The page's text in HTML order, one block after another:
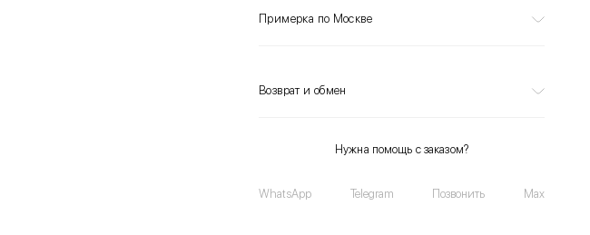
Примерка по Москве
Возврат и обмен
Нужна помощь с заказом?
WhatsApp Telegram Позвонить Max